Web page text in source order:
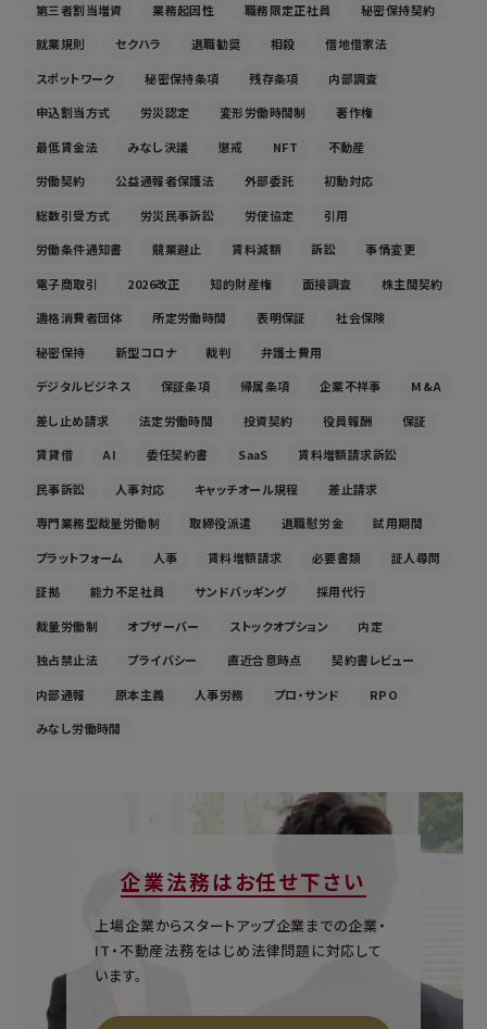
第三者割当増資 業務起因性 職務限定正社員
秘密保持契約
就業規則
セクハラ 退職勧奨 相殺
借地借家法
スポットワーク
秘密保持条項 残存条項
内部調査
申込割当方式
労災認定 変形労働時間制
著作権
最低賃金法
みなし決議 懲戒 NFT
不動産
労働契約
公益通報者保護法 外部委託
初動対応
総数引受方式
労災民事訴訟 労使協定
引用
労働条件通知書
競業避止 賃料減額 訴訟
事情変更
電子商取引
2026改正 知的財産権 面接調査
株主間契約
適格消費者団体
所定労働時間 表明保証
社会保険
秘密保持
新型コロナ 裁判
弁護士費用
デジタルビジネス
保証条項 帰属条項 企業不祥事
M&A
差し止め請求
法定労働時間 投資契約 役員報酬
保証
賃貸借
AI 委任契約書 SaaS
賃料増額請求訴訟
民事訴訟
人事対応 キャッチオール規程
差止請求
専門業務型裁量労働制
取締役派遣 退職慰労金
試用期間
プラットフォーム
人事 賃料増額請求 必要書類
証人尋問
証拠
能力不足社員 サンドバッギング
採用代行
裁量労働制
オブザーバー ストックオプション
内定
独占禁止法
プライバシー 直近合意時点
契約書レビュー
内部通報
原本主義 人事労務 プロ・サンド
RPO
みなし労働時間
企業法務はお任せ下さい
上場企業からスタートアップ企業までの企業・
IT・不動産法務をはじめ法律問題に対応して
います。